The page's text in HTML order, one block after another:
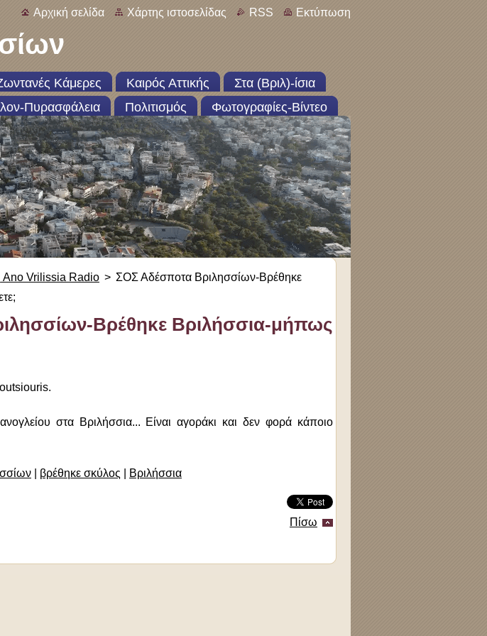
Αρχική σελίδα Χάρτης ιστοσελίδας RSS Εκτύπωση
Κάμερες Καιρός Αττικής
Στα (Βριλ)-ίσια
Πυρασφάλεια Πολιτισμός Φωτογραφίες-Βίντεο
Vrilissia Radio > ΣΟΣ Αδέσποτα Βριλησσίων-Βρέθηκε
Βρέθηκε Βριλήσσια-μήπως
στα Βριλήσσια... Είναι αγοράκι και δεν φορά κάποιο
βρέθηκε σκύλος Βριλήσσια
Πίσω